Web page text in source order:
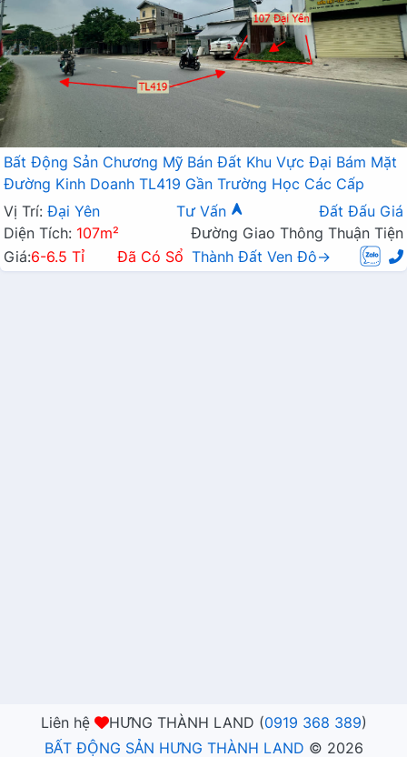
Bất Động Sản Chương Mỹ Bán Đất Khu Vực Đại Bám Mặt
Đường Kinh Doanh TL419 Gần Trường Học Các Cấp
Vị Trí: Đại Yên Tư Vấn
Đất Đấu Giá
Diện Tích: 107m²
Đường Giao Thông Thuận Tiện
Giá:6-6.5 Tỉ Đã Có Sổ Thành Đất Ven Đô→
Liên hệ HƯNG THÀNH LAND (0919 368 389)
BẤT ĐỘNG SẢN HƯNG THÀNH LAND © 2026